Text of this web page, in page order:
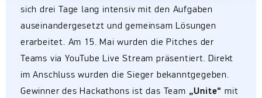
sich drei Tage lang intensiv mit den Aufgaben
auseinandergesetzt und gemeinsam Lösungen
erarbeitet. Am 15. Mai wurden die Pitches der
Teams via YouTube Live Stream präsentiert. Direkt
im Anschluss wurden die Sieger bekanntgegeben.
Gewinner des Hackathons ist das Team „Unite“ mit